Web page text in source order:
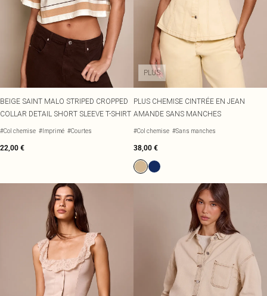
BEIGE SAINT MALO STRIPED CROPPED
COLLAR DETAIL SHORT SLEEVE T-SHIRT
#Col chemise #Imprimé #Courtes
22,00 €
PLUS
PLUS CHEMISE CINTRÉE EN JEAN
AMANDE SANS MANCHES
#Col chemise #Sans manches
38,00 €